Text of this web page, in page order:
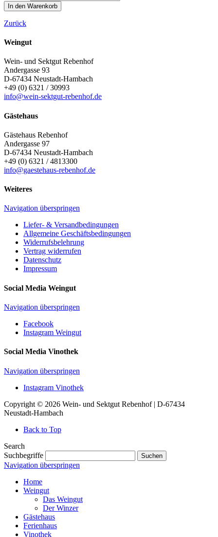
Zurück
Weingut
Wein- und Sektgut Rebenhof
Andergasse 93
D-67434 Neustadt-Hambach
+49 (0) 6321 / 30993
info@wein-sektgut-rebenhof.de
Gästehaus
Gästehaus Rebenhof
Andergasse 97
D-67434 Neustadt-Hambach
+49 (0) 6321 / 4813300
info@gaestehaus-rebenhof.de
Weiteres
Navigation überspringen
Liefer- & Versandbedingungen
Allgemeine Geschäftsbedingungen
Widerrufsbelehrung
Vertrag widerrufen
Datenschutz
Impressum
Social Media Weingut
Navigation überspringen
Facebook
Instagram Weingut
Social Media Vinothek
Navigation überspringen
Instagram Vinothek
Copyright © 2026 Wein- und Sektgut Rebenhof | D-67434
Neustadt-Hambach
Back to Top
Search
Suchbegriffe
Suchen
Navigation überspringen
Home
Weingut
Das Weingut
Der Winzer
Gästehaus
Ferienhaus
Vinothek